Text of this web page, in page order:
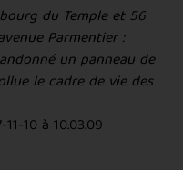
du Temple et 56
Parmentier :
un panneau de
le cadre de vie des